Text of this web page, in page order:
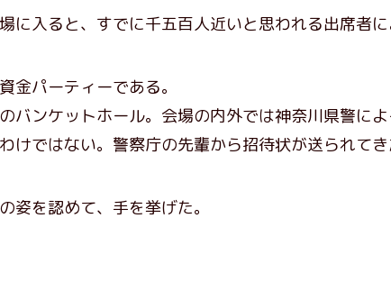
に入ると、すでに千五百人近いと思われる出席者
金パーティーである。
バンケットホール。会場の内外では神奈川県警に
ではない。警察庁の先輩から招待状が送られてき
姿を認めて、手を挙げた。